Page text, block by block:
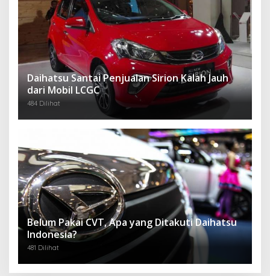
Daihatsu Santai Penjualan Sirion Kalah Jauh
dari Mobil LCGC
484 Dilihat
Belum Pakai CVT, Apa yang Ditakuti Daihatsu
Indonesia?
481 Dilihat